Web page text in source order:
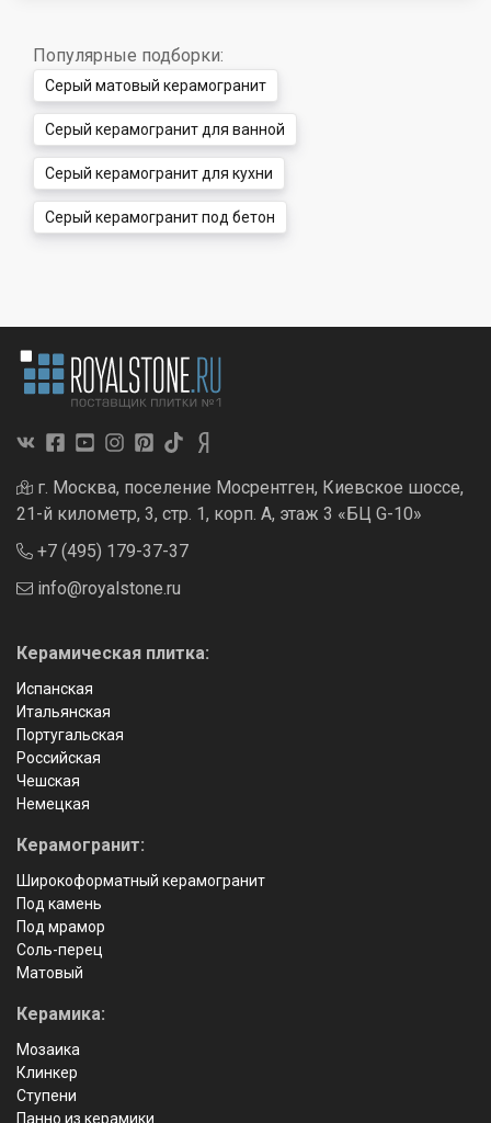
Популярные подборки:
Серый матовый керамогранит
Серый керамогранит для ванной
Серый керамогранит для кухни
Серый керамогранит под бетон
г. Москва, поселение Мосрентген, Киевское шоссе,
21-й километр, 3, стр. 1, корп. А, этаж 3 «БЦ G-10»
+7 (495) 179-37-37
info@royalstone.ru
Керамическая плитка:
Испанская
Итальянская
Португальская
Российская
Чешская
Немецкая
Керамогранит:
Широкоформатный керамогранит
Под камень
Под мрамор
Соль-перец
Матовый
Керамика:
Мозаика
Клинкер
Ступени
Панно из керамики